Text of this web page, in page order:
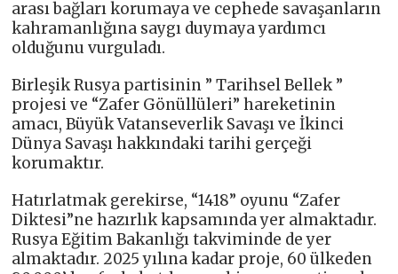
arası bağları korumaya ve cephede savaşanların
kahramanlığına saygı duymaya yardımcı
olduğunu vurguladı.
Birleşik Rusya partisinin ” Tarihsel Bellek ”
projesi ve “Zafer Gönüllüleri” hareketinin
amacı, Büyük Vatanseverlik Savaşı ve İkinci
Dünya Savaşı hakkındaki tarihi gerçeği
korumaktır.
Hatırlatmak gerekirse, “1418” ​​oyunu “Zafer
Diktesi”ne hazırlık kapsamında yer almaktadır.
Rusya Eğitim Bakanlığı takviminde de yer
almaktadır. 2025 yılına kadar proje, 60 ülkeden